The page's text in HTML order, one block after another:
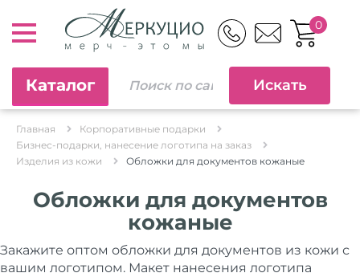
0
Каталог
Главная
Корпоративные подарки
Бизнес-подарки, нанесение логотипа на заказ
Изделия из кожи
Обложки для документов кожаные
Обложки для документов
кожаные
Закажите оптом обложки для документов из кожи с
вашим логотипом. Макет нанесения логотипа